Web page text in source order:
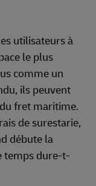
utilisateurs à
le plus
comme un
ils peuvent
fret maritime.
de surestarie,
débute la
temps dure-t-